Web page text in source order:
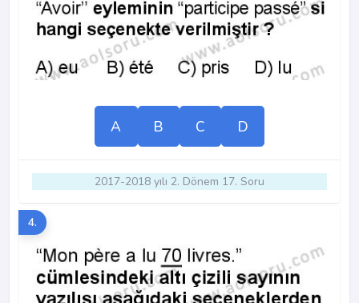
A B C D
2017-2018 yılı 2. Dönem 17. Soru
4.